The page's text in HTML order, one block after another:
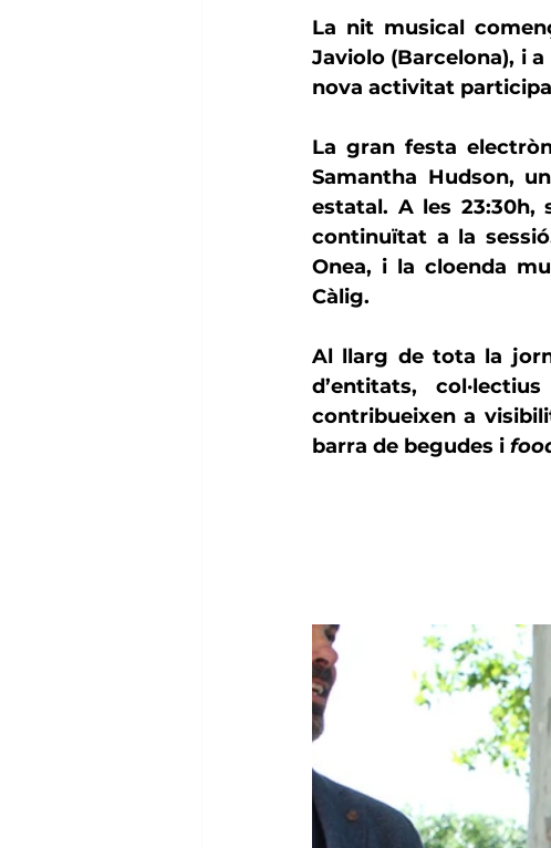
Javiolo (Barcelona), i
nova activitat
Samantha Hudson,
estatal. A les 23:30h,
continuïtat a la
Onea, i la cloenda
Càlig.
Al llarg de tota la
d’entitats, col·lectius
barra de begudes i